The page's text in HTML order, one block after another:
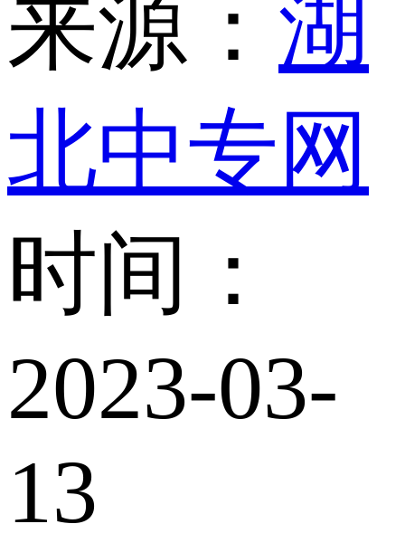
来源： 湖
北中专网
时间：
2023-03-
13